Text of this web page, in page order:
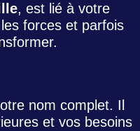
, est lié à votre
forces et parfois
nom complet. Il
et vos besoins